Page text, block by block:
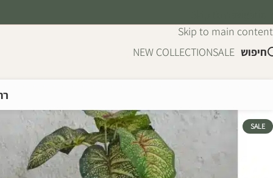
Skip to main content
חיפוש SALE
NEW COLLECTION
SALE